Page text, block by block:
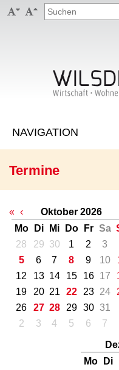
 
Termine
« ‹
Oktober 2026
Mo
Di Mi Do Fr Sa
28
29 30 1 2 3
5
6 7 8 9 10
12
13 14 15 16 17
19
20 21 22 23 24
26
27 28 29 30 31
2
3 4 5 6 7
Mo
Di